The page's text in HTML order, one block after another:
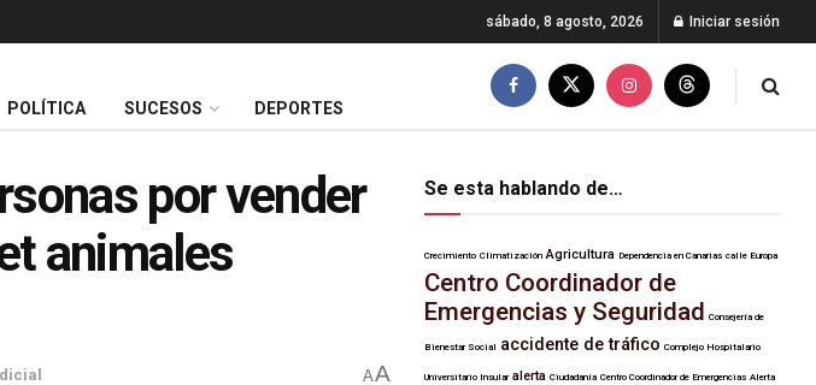
sábado, 8 agosto, 2026 Iniciar sesión
POLÍTICA SUCESOS DEPORTES
por vender
animales
AA
Se esta hablando de…
Crecimiento Climatización Agricultura Dependencia en Canarias calle Europa
Centro Coordinador de
Emergencias y Seguridad Consejería de
Bienestar Social accidente de tráfico Complejo Hospitalario
Universitario Insular alerta Ciudadanía Centro Coordinador de Emergencias Alerta